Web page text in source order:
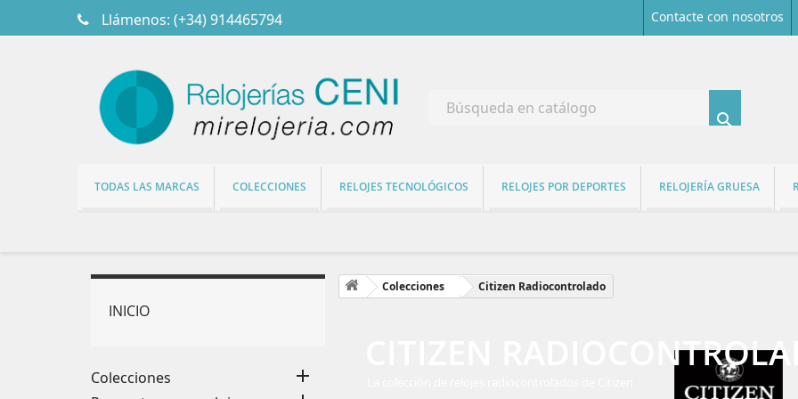
Llámenos: (+34) 914465794 Contacte con nosotros

TODAS LAS MARCAS COLECCIONES RELOJES TECNOLÓGICOS RELOJES POR DEPORTES RELOJERÍA GRUESA
Colecciones Citizen Radiocontrolado
INICIO
Colecciones 
CITIZEN